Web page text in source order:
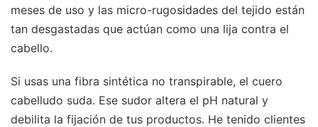
meses de uso y las micro-rugosidades del tejido están
tan desgastadas que actúan como una lija contra el
cabello.
Si usas una fibra sintética no transpirable, el cuero
cabelludo suda. Ese sudor altera el pH natural y
debilita la fijación de tus productos. He tenido clientes